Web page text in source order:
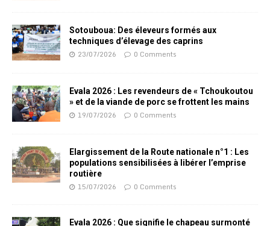
Sotouboua: Des éleveurs formés aux
techniques d’élevage des caprins
23/07/2026 0 Comments
Evala 2026 : Les revendeurs de « Tchoukoutou
» et de la viande de porc se frottent les mains
19/07/2026 0 Comments
Elargissement de la Route nationale n°1 : Les
populations sensibilisées à libérer l’emprise
routière
15/07/2026 0 Comments
Evala 2026 : Que signifie le chapeau surmonté